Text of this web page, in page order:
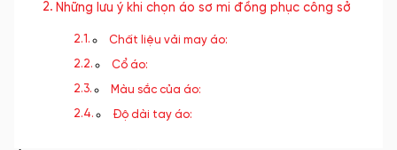
Những lưu ý khi chọn áo sơ mi đồng phục công sở
Chất liệu vải may áo:
Cổ áo:
Màu sắc của áo:
Độ dài tay áo: